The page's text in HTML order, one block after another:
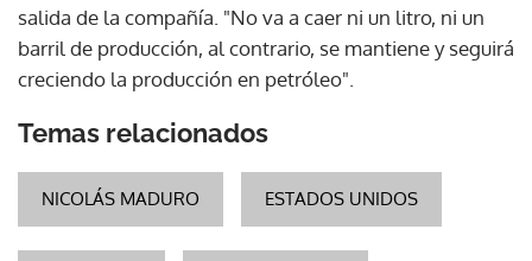
salida de la compañía. "No va a caer ni un litro, ni un
barril de producción, al contrario, se mantiene y seguirá
creciendo la producción en petróleo".
Temas relacionados
NICOLÁS MADURO ESTADOS UNIDOS